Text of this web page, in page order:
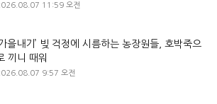
11:59 오전
을내기’ 빚 걱정에 시름하는 농장원들, 호박죽으
끼니 때워
9:57 오전